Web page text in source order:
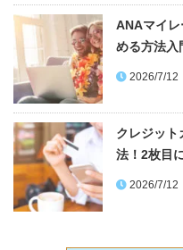
ANAマイ
める方法
2026/7/12
クレジット
法！2枚目
2026/7/12